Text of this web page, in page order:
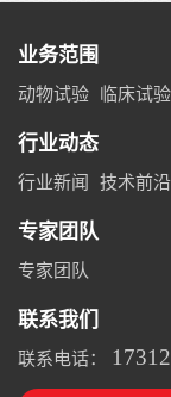
业务范围
动物试验 临床试验
行业动态
行业新闻 技术前沿
专家团队
专家团队
联系我们
联系电话：